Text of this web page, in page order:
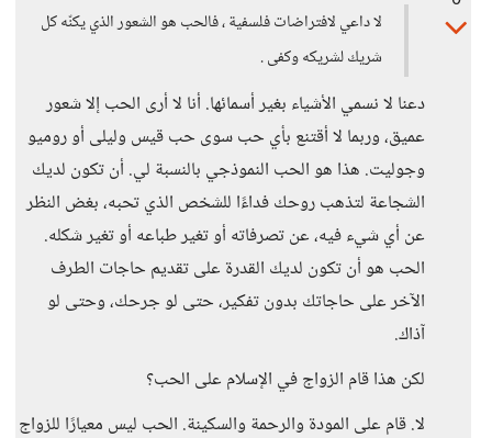
لا داعي لافتراضات فلسفية ، فالحب هو الشعور الذي يكنّه كل
شريك لشريكه وكفى .
دعنا لا نسمي الأشياء بغير أسمائها. أنا لا أرى الحب إلا شعور
عميق، وربما لا أقتنع بأي حب سوى حب قيس وليلى أو روميو
وجوليت. هذا هو الحب النموذجي بالنسبة لي. أن تكون لديك
الشجاعة لتذهب روحك فداءًا للشخص الذي تحبه، بغض النظر
عن أي شيء فيه، عن تصرفاته أو تغير طباعه أو تغير شكله.
الحب هو أن تكون لديك القدرة على تقديم حاجات الطرف
الآخر على حاجاتك بدون تفكير، حتى لو جرحك، وحتى لو
آذاك.
لكن هذا قام الزواج في الإسلام على الحب؟
لا. قام على المودة والرحمة والسكينة. الحب ليس معيارًا للزواج